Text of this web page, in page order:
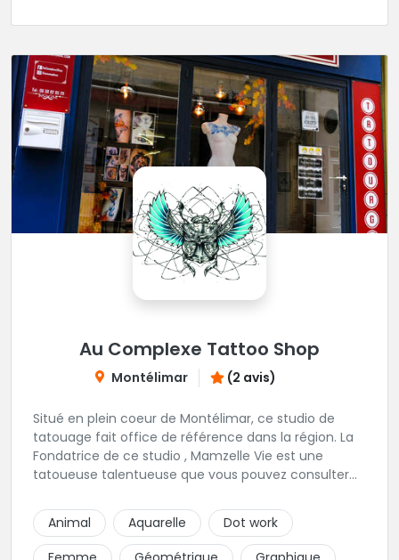
Au Complexe Tattoo Shop
Montélimar (2 avis)
Situé en plein coeur de Montélimar, ce studio de
tatouage fait office de référence dans la région. La
Fondatrice de ce studio , Mamzelle Vie est une
tatoueuse talentueuse que vous pouvez consulter
Animal
Aquarelle
Dot work